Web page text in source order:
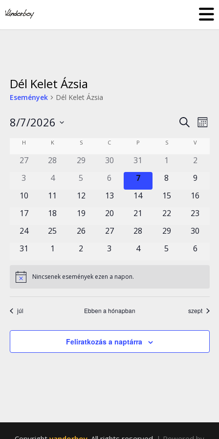
to
content
Dél Kelet Ázsia
Események Dél Kelet Ázsia
nézet
Keresett
8/7/2026
Események
naptár
H KKEDD SSZERDA C CSÜTÖRTÖK
P SSZOMBATV
0
27
0
28
0
29
0
események
30
0
események
31
01
0
2
0
3
0
4
0
5
0
események
6
0
események
7
0
8
0
9
010
011
012
013
014
015
016
017
018
019
0
20
0
21
0
22
0
23
0
24
0
25
0
26
0
27
0
28
0
29
0
30
0
31
01
0
2
0
3
0
4
0
5
0
6
NoticeNincsenek események ezen a napon.
júl Ebben a hónapban szept
Feliratkozás a naptárra